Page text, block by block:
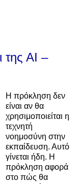
της ΑΙ –
Η πρόκληση δεν
είναι αν θα
χρησιμοποιείται η
τεχνητή
νοημοσύνη στην
εκπαίδευση. Αυτό
γίνεται ήδη. Η
πρόκληση αφορά
στo πώς θα